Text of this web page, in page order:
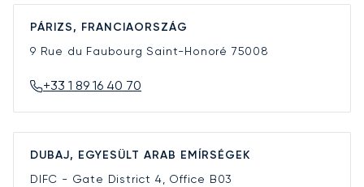
PÁRIZS, FRANCIAORSZÁG
9 Rue du Faubourg Saint-Honoré 75008
+33 1 89 16 40 70
DUBAJ, EGYESÜLT ARAB EMÍRSÉGEK
DIFC - Gate District 4, Office B03